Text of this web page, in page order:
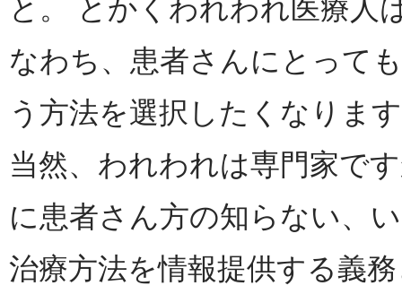
と。 とかくわれわれ医療人
なわち、患者さんにとって
う方法を選択したくなりま
当然、われわれは専門家で
に患者さん方の知らない、
治療方法を情報提供する義